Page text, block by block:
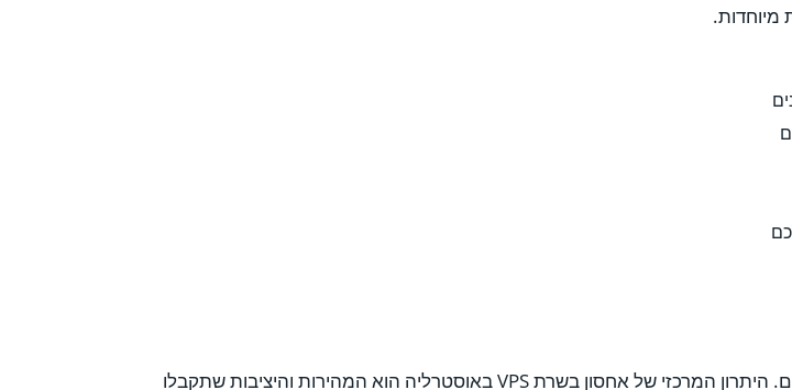
מיוחדות.
באוסטרליה, חשוב להתמקד בכמה אלמנטים מרכזיים. היתרון המרכזי של אחסון בשרת VPS באוסטרליה הוא המהירות והיציבות שתקבלו